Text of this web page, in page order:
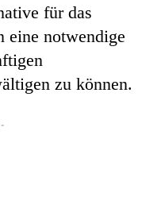
für das
eine notwendige
zu können.